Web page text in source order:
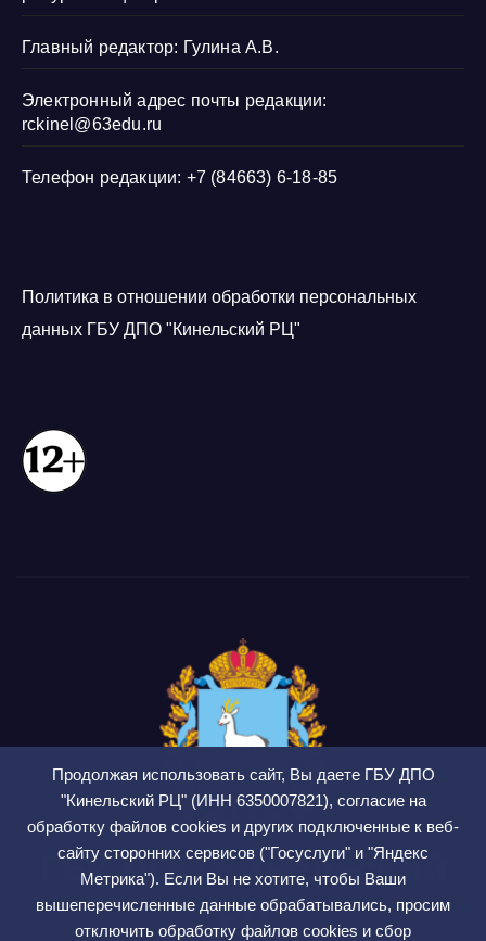
Продолжая использовать сайт, Вы даете ГБУ ДПО
"Кинельский РЦ" (ИНН 6350007821), согласие на
обработку файлов cookies и других подключенные к веб-
сайту сторонних сервисов ("Госуслуги" и "Яндекс
Метрика"). Если Вы не хотите, чтобы Ваши
вышеперечисленные данные обрабатывались, просим
отключить обработку файлов cookies и сбор
Главный редактор: Гулина А.В.
Электронный адрес почты редакции:
rckinel@63edu.ru
Телефон редакции: +7 (84663) 6-18-85
Политика в отношении обработки персональных
данных ГБУ ДПО "Кинельский РЦ"
ГБУ ДПО Кинельский
РЦ